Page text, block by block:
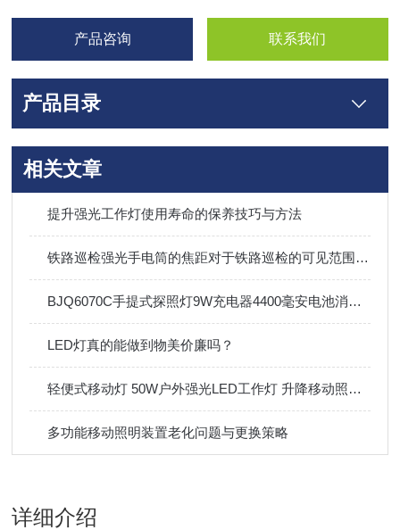
产品咨询 联系我们
产品目录
相关文章
提升强光工作灯使用寿命的保养技巧与方法
铁路巡检强光手电筒的焦距对于铁路巡检的可见范围有何影响？
BJQ6070C手提式探照灯9W充电器4400毫安电池消防检修
LED灯真的能做到物美价廉吗？
轻便式移动灯 50W户外强光LED工作灯 升降移动照明灯
多功能移动照明装置老化问题与更换策略
详细介绍